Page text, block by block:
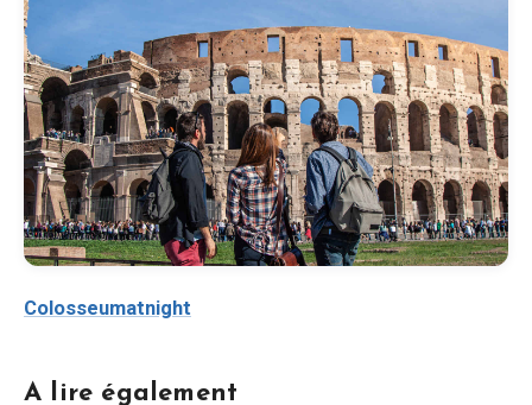
Colosseumatnight
A lire également